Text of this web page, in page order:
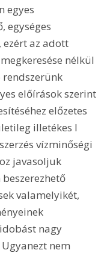
egyes
egységes
az adott
nélkül
rendszerünk
előírások szerint
előzetes
illetékes I
vízminőségi
javasoljuk
valamelyikét,
nagy
nem